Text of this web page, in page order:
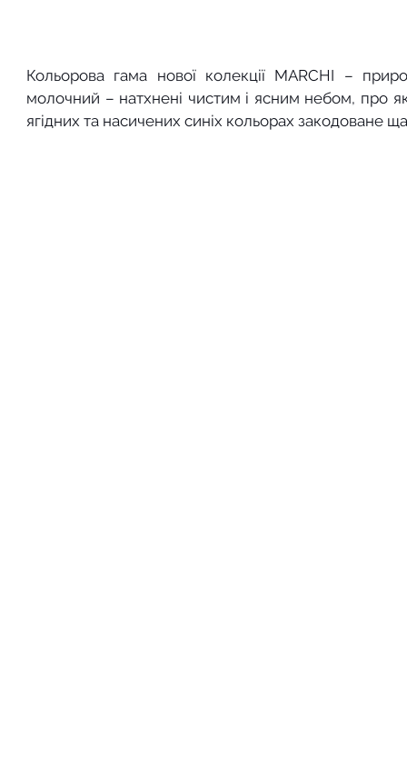
Кольорова гама нової колекції MARCHI –
молочний – натхнені чистим і ясним небом, про
ягідних та насичених синіх кольорах закодоване